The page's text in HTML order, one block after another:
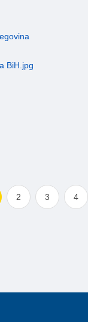
2 3 4